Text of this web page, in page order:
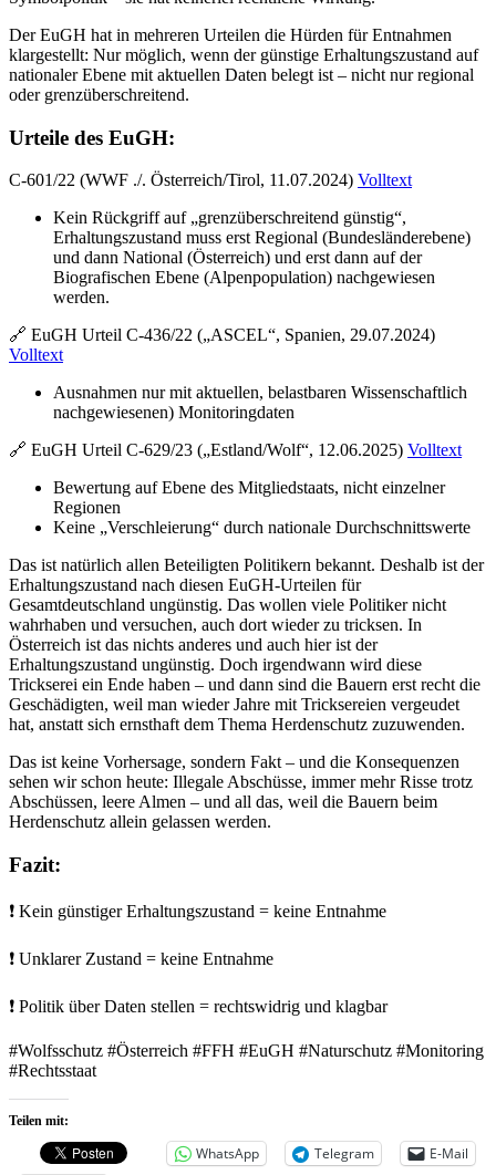
Der EuGH hat in mehreren Urteilen die Hürden für Entnahmen
klargestellt: Nur möglich, wenn der günstige Erhaltungszustand auf
nationaler Ebene mit aktuellen Daten belegt ist – nicht nur regional
oder grenzüberschreitend.
Urteile des EuGH:
C-601/22 (WWF ./. Österreich/Tirol, 11.07.2024) Volltext
Kein Rückgriff auf „grenzüberschreitend günstig“,
Erhaltungszustand muss erst Regional (Bundesländerebene)
und dann National (Österreich) und erst dann auf der
Biografischen Ebene (Alpenpopulation) nachgewiesen
werden.
🔗 EuGH Urteil C-436/22 („ASCEL“, Spanien, 29.07.2024)
Volltext
Ausnahmen nur mit aktuellen, belastbaren Wissenschaftlich
nachgewiesenen) Monitoringdaten
🔗 EuGH Urteil C-629/23 („Estland/Wolf“, 12.06.2025) Volltext
Bewertung auf Ebene des Mitgliedstaats, nicht einzelner
Regionen
Keine „Verschleierung“ durch nationale Durchschnittswerte
Das ist natürlich allen Beteiligten Politikern bekannt. Deshalb ist der
Erhaltungszustand nach diesen EuGH-Urteilen für
Gesamtdeutschland ungünstig. Das wollen viele Politiker nicht
wahrhaben und versuchen, auch dort wieder zu tricksen. In
Österreich ist das nichts anderes und auch hier ist der
Erhaltungszustand ungünstig. Doch irgendwann wird diese
Trickserei ein Ende haben – und dann sind die Bauern erst recht die
Geschädigten, weil man wieder Jahre mit Tricksereien vergeudet
hat, anstatt sich ernsthaft dem Thema Herdenschutz zuzuwenden.
Das ist keine Vorhersage, sondern Fakt – und die Konsequenzen
sehen wir schon heute: Illegale Abschüsse, immer mehr Risse trotz
Abschüssen, leere Almen – und all das, weil die Bauern beim
Herdenschutz allein gelassen werden.
Fazit:
❗ Kein günstiger Erhaltungszustand = keine Entnahme
❗ Unklarer Zustand = keine Entnahme
❗ Politik über Daten stellen = rechtswidrig und klagbar
#Wolfsschutz #Österreich #FFH #EuGH #Naturschutz #Monitoring
#Rechtsstaat
Teilen mit:
WhatsApp Telegram
E-Mail